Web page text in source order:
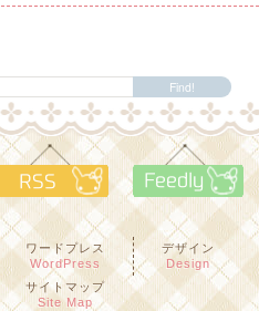
RSS
ワードプレス
WordPress
デザイン
Design
サイトマップ
Site Map